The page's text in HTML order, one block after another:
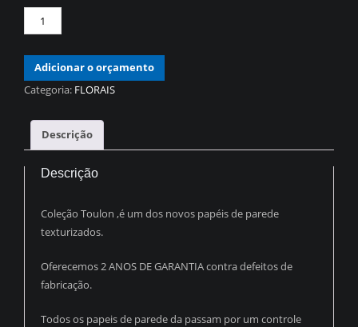
PAPEL
DE
PAREDE
VINÍLICO
FLORAL
WHITE
PDF0015
Adicionar o orçamento
Categoria: FLORAIS
Descrição
Descrição
Coleção Toulon ,é um dos novos papéis de parede
texturizados.
Oferecemos 2 ANOS DE GARANTIA contra defeitos de
fabricação.
Todos os papeis de parede da passam por um controle